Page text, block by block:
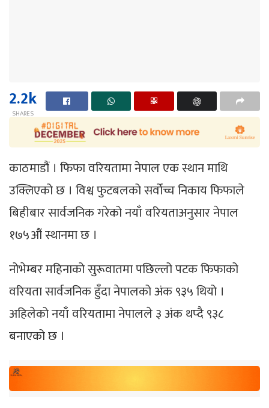
2.2k
SHARES
काठमाडौं । फिफा वरियतामा नेपाल एक स्थान माथि
उक्लिएको छ । विश्व फुटबलको सर्वोच्च निकाय फिफाले
बिहीबार सार्वजनिक गरेको नयाँ वरियताअनुसार नेपाल
१७५औं स्थानमा छ ।
नोभेम्बर महिनाको सुरूवातमा पछिल्लो पटक फिफाको
वरियता सार्वजनिक हुँदा नेपालको अंक ९३५ थियो ।
अहिलेको नयाँ वरियतामा नेपालले ३ अंक थप्दै ९३८
बनाएको छ ।